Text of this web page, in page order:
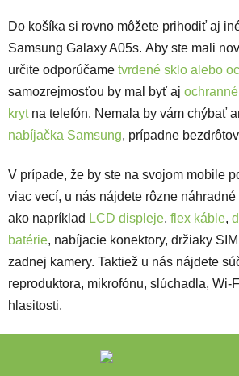
Do košíka si rovno môžete prihodiť aj
Samsung Galaxy A05s. Aby ste mali
určite odporúčame tvrdené sklo alebo
samozrejmosťou by mal byť aj
krytna telefón. Nemala by vám chýbať
nabíjačka Samsung, prípadne
V prípade, že by ste na svojom mobile
viac vecí, u nás nájdete rôzne
ako napríklad LCD displeje, flex káble,
batérie, nabíjacie konektory, držiaky
zadnej kamery. Taktiež u nás nájdete
reproduktora, mikrofónu, slúchadla, Wi-
hlasitosti.